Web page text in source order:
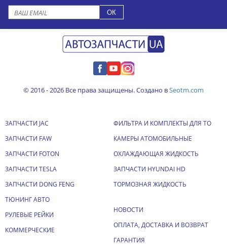
© 2016 - 2026 Все права защищены. Создано вSeotm.com
ЗАПЧАСТИ JAC
ЗАПЧАСТИ FAW
ЗАПЧАСТИ FOTON
ЗАПЧАСТИ TESLA
ЗАПЧАСТИ DONG FENG
ТЮНИНГ АВТО
РУЛЕВЫЕ РЕЙКИ
КОММЕРЧЕСКИЕ
ФИЛЬТРА И КОМПЛЕКТЫ ДЛЯ ТО
КАМЕРЫ АТОМОБИЛЬНЫЕ
ОХЛАЖДАЮЩАЯ ЖИДКОСТЬ
ЗАПЧАСТИ HYUNDAI HD
ТОРМОЗНАЯ ЖИДКОСТЬ
НОВОСТИ
ОПЛАТА, ДОСТАВКА И ВОЗВРАТ
ГАРАНТИЯ